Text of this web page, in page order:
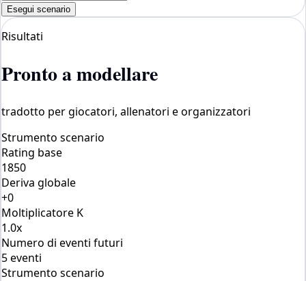
Esegui scenario
Risultati
Pronto a modellare
tradotto per giocatori, allenatori e organizzatori
Strumento scenario
Rating base
1850
Deriva globale
+0
Moltiplicatore K
1.0x
Numero di eventi futuri
5 eventi
Strumento scenario